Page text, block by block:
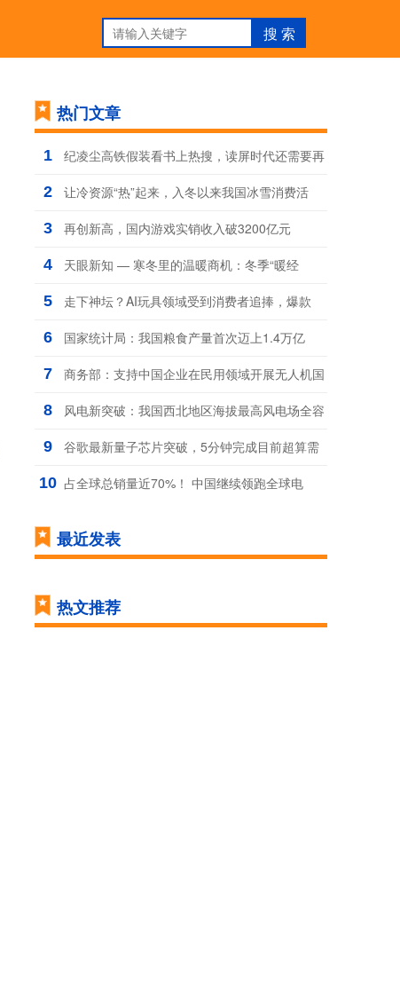
热门文章
1 纪凌尘高铁假装看书上热搜，读屏时代还需要再
2 让冷资源“热”起来，入冬以来我国冰雪消费活
3 再创新高，国内游戏实销收入破3200亿元
4 天眼新知 — 寒冬里的温暖商机：冬季“暖经
5 走下神坛？AI玩具领域受到消费者追捧，爆款
6 国家统计局：我国粮食产量首次迈上1.4万亿
7 商务部：支持中国企业在民用领域开展无人机国
8 风电新突破：我国西北地区海拔最高风电场全容
9 谷歌最新量子芯片突破，5分钟完成目前超算需
10 占全球总销量近70%！ 中国继续领跑全球电
最近发表
热文推荐